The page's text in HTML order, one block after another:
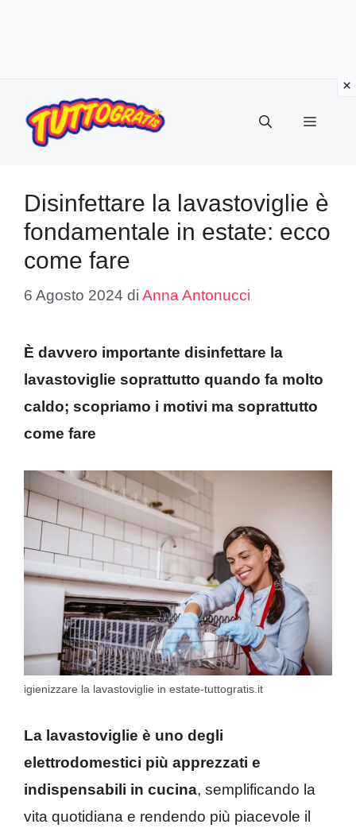
contenuto
Menu
Disinfettare la lavastoviglie è
fondamentale in estate: ecco
come fare
6 Agosto 2024 di Anna Antonucci
È davvero importante disinfettare la
lavastoviglie soprattutto quando fa molto
caldo; scopriamo i motivi ma soprattutto
come fare
igienizzare la lavastoviglie in estate-tuttogratis.it
La lavastoviglie è uno degli
elettrodomestici più apprezzati e
indispensabili in cucina, semplificando la
vita quotidiana e rendendo più piacevole il